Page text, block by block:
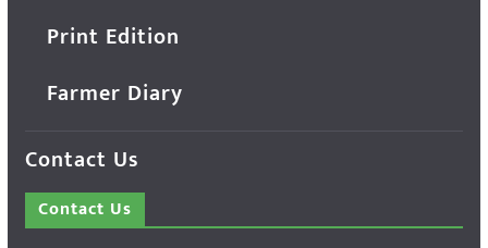
Print Edition
Farmer Diary
Contact Us
Contact Us